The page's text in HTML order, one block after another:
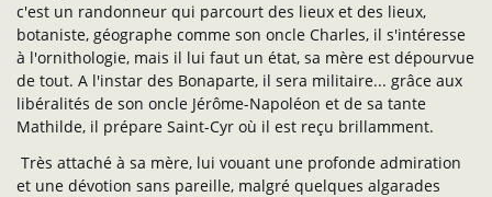
c'est un randonneur qui parcourt des lieux et des lieux,
botaniste, géographe comme son oncle Charles, il s'intéresse
à l'ornithologie, mais il lui faut un état, sa mère est dépourvue
de tout. A l'instar des Bonaparte, il sera militaire... grâce aux
libéralités de son oncle Jérôme-Napoléon et de sa tante
Mathilde, il prépare Saint-Cyr où il est reçu brillamment.
Très attaché à sa mère, lui vouant une profonde admiration
et une dévotion sans pareille, malgré quelques algarades